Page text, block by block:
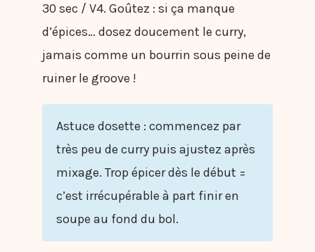
30 sec / V4. Goûtez : si ça manque
d’épices… dosez doucement le curry,
jamais comme un bourrin sous peine de
ruiner le groove !
Astuce dosette : commencez par
très peu de curry puis ajustez après
mixage. Trop épicer dès le début =
c’est irrécupérable à part finir en
soupe au fond du bol.